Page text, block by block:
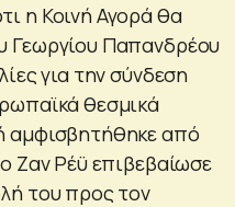
η Κοινή Αγορά θα
Γεωργίου Παπανδρέου
για την σύνδεση
θεσμικά
αμφισβητήθηκε από
Ζαν Ρέϋ επιβεβαίωσε
του προς τον